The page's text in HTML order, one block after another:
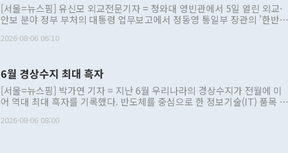
[서울=뉴스핌] 유신모 외교전문기자 = 청와대 영빈관에서 5일 열린 외교·
안보 분야 정부 부처의 대통령 업무보고에서 정동영 통일부 장관의 '한반도
발언 중에는 정부 내 조율을 거치지 않은 사안을 정책으로 추진하겠다고 공
주의적 희망에 근거한 비현실적 구상'이라는 비판을 내놨다. 그동안 정 장
관의 대북 정책 관련 발언이 물의를 빚은 적은 여러 번 있지만 대통령과 유
관 부처 장관이 공개적으로 부정적 입장을 표명한 것은 이례적이다. 정 장
관의 무리한 대북 접근법과 월권을 제어해야 한다는 목소리도 높아지고 있
다. [정동영 통일부 장관이 지난달 23일 오후 서울 종로구 정부서울청사에
2026-08-06 06:10
6월 경상수지 최대 흑자
[서울=뉴스핌] 박가연 기자 = 지난 6월 우리나라의 경상수지가 전월에 이
어 역대 최대 흑자를 기록했다. 반도체를 중심으로 한 정보기술(IT) 품목 수
료=한국은행] 한국은행이 6일 발표한 '2026년 6월 국제수지(잠정)'에 따르
2026-08-06 08:00